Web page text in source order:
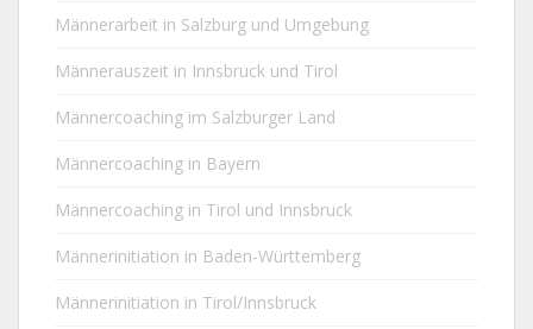
Männerarbeit in Salzburg und Umgebung
Männerauszeit in Innsbruck und Tirol
Männercoaching im Salzburger Land
Männercoaching in Bayern
Männercoaching in Tirol und Innsbruck
Männerinitiation in Baden-Württemberg
Männerinitiation in Tirol/Innsbruck